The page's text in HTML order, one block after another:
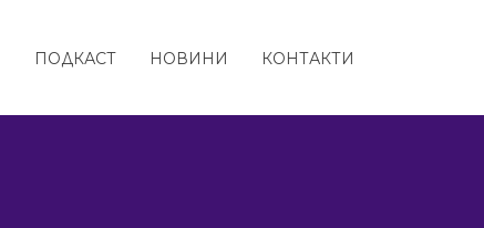
ПОДКАСТ НОВИНИ КОНТАКТИ